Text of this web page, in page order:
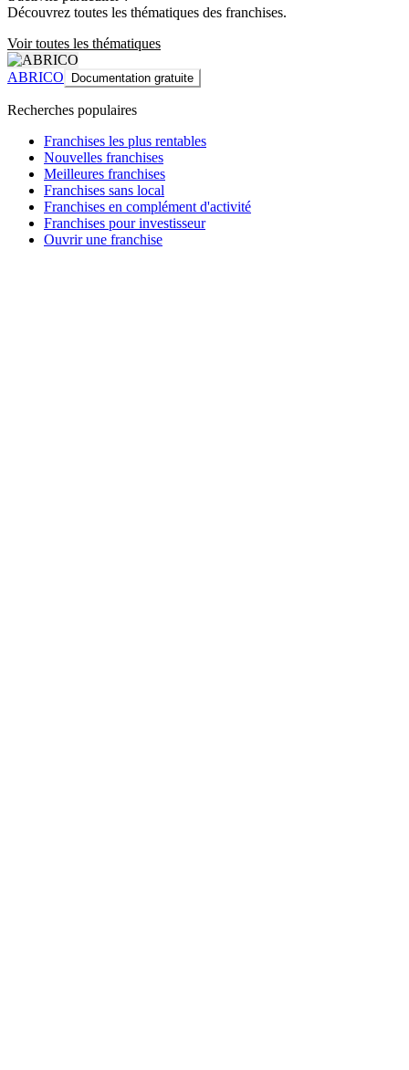
Découvrez toutes les thématiques des franchises.
Voir toutes les thématiques
ABRICO Documentation gratuite
Recherches populaires
Franchises les plus rentables
Nouvelles franchises
Meilleures franchises
Franchises sans local
Franchises en complément d'activité
Franchises pour investisseur
Ouvrir une franchise